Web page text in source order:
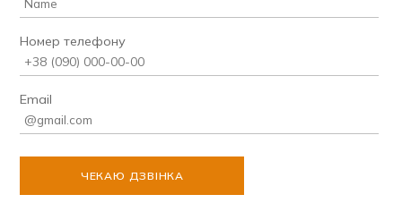
Номер телефону
Email